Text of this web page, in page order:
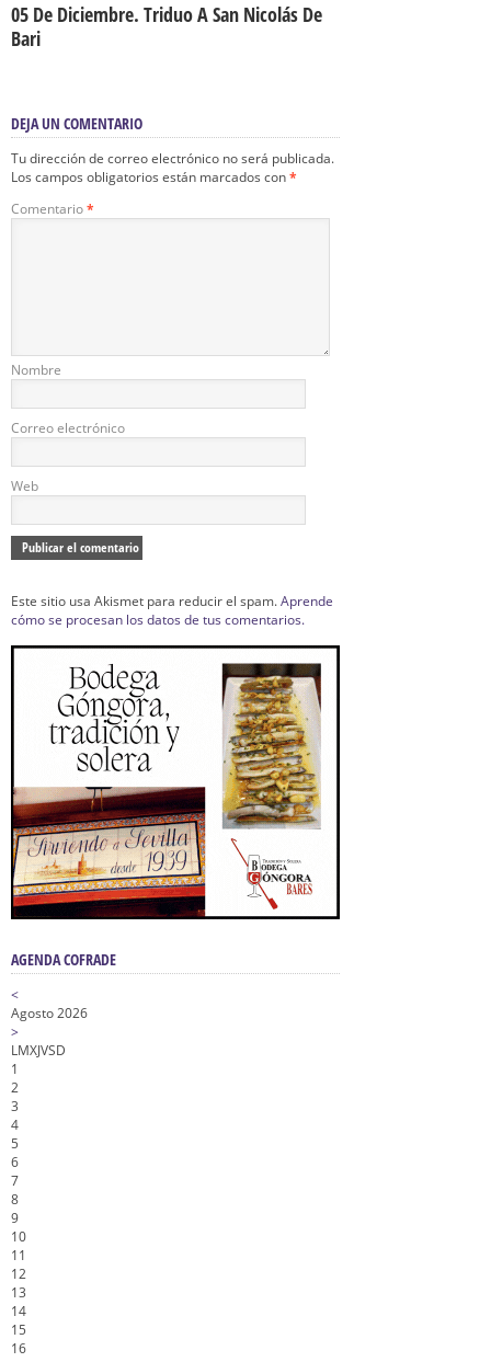
05 De Diciembre. Triduo A San Nicolás De
Bari
DEJA UN COMENTARIO
Tu dirección de correo electrónico no será publicada.
Los campos obligatorios están marcados con*
Comentario*
Nombre
Correo electrónico
Web
Este sitio usa Akismet para reducir el spam.Aprende
cómo se procesan los datos de tus comentarios.
AGENDA COFRADE
<
Agosto 2026
>
LMXJVSD
1
2
3
4
5
6
7
8
9
10
11
12
13
14
15
16